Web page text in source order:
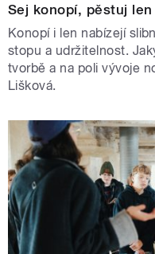
Sej konopí, pěstuj
Konopí i len nabízejí
stopu a udržitelnost.
tvorbě a na poli vývoje
Lišková.